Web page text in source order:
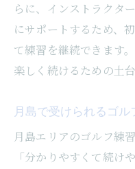
らに、インストラクタ
にサポートするため、
て練習を継続できます
楽しく続けるための土台
月島で受けられるゴ
月島エリアのゴルフ練
「分かりやすくて続け